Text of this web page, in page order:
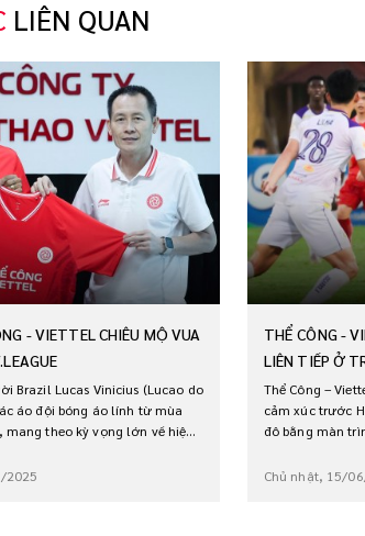
LIÊN QUAN
- VIETTEL CHIÊU MỘ VUA
Brazil Lucas Vinicius (Lucao do
áo đội bóng áo lính từ mùa
mang theo kỳ vọng lớn về hiệu
2025
THỂ CÔNG -
LIÊN TIẾP Ở
Thể Công –
cảm xúc trước
đô bằng màn
Chủ nhật, 15/